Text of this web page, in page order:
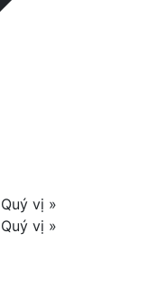
vị »
vị »